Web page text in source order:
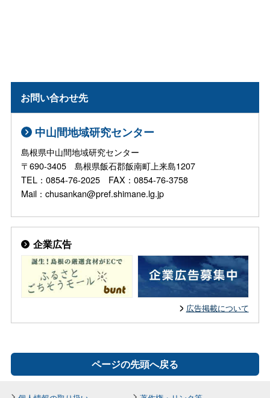
お問い合わせ先
中山間地域研究センター
島根県中山間地域研究センター
〒690-3405 島根県飯石郡飯南町上来島1207
TEL：0854-76-2025 FAX：0854-76-3758
Mail：chusankan@pref.shimane.lg.jp
企業広告
広告掲載について
ページの先頭へ戻る